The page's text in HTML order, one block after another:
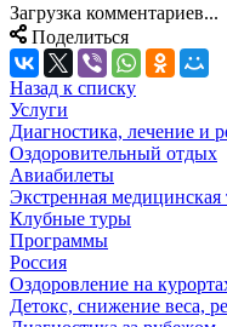
Загрузка комментариев...
Поделиться
Назад к списку
Услуги
Диагностика, лечение и
Оздоровительный отдых
Авиабилеты
Экстренная медицинская
Клубные туры
Программы
Россия
Оздоровление на
Детокс, снижение веса,